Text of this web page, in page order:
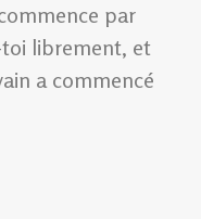
par
toi librement, et
a commencé